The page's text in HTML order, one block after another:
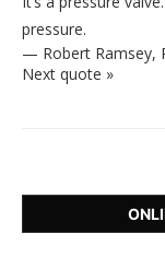
pressure.
— Robert Ramsey,
Next quote »